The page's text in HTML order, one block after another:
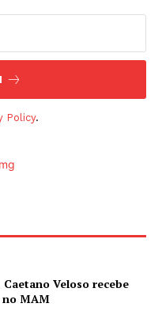
Policy.
Caetano Veloso recebe
no MAM